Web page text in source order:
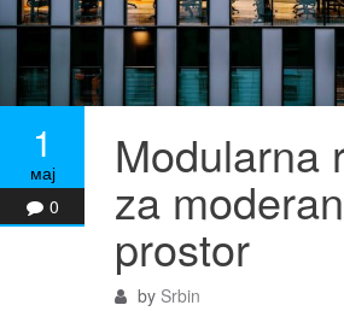
1
мај
0
Modularna
za
prostor
by Srbin